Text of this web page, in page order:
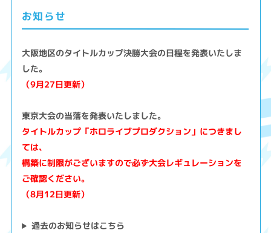
お知らせ
大阪地区のタイトルカップ決勝大会の日程を発表いたしま
した。
（9月27日更新）
東京大会の当落を発表いたしました。
タイトルカップ「ホロライブプロダクション」につきまし
ては、
構築に制限がございますので必ず大会レギュレーションを
ご確認ください。
（8月12日更新）
過去のお知らせはこちら